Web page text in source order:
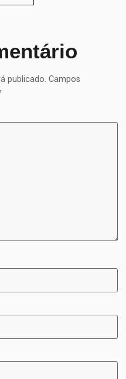
publicado. Campos